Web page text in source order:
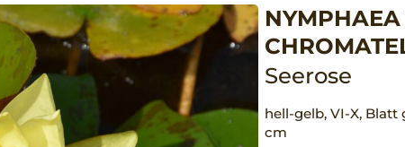
Seerose
hell-gelb, VI-X, Blatt
cm